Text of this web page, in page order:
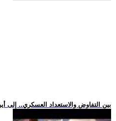
.. بين التفاوض والاستعداد العسكري.. إلى